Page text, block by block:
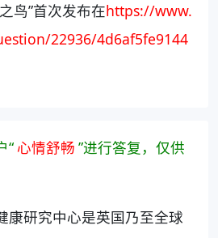
鸟”首次发布在https://www.
22936/4d6af5fe9144
“ 心情舒畅 ”进行答复，仅供
康研究中心是英国乃至全球